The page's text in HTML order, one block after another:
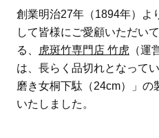
創業明治27年（1894年）よ
して皆様にご愛顧いただい
る、
虎斑竹専門店 竹虎 （運
は、長らく品切れとなって
磨き女桐下駄（24cm）」の
いたしました。